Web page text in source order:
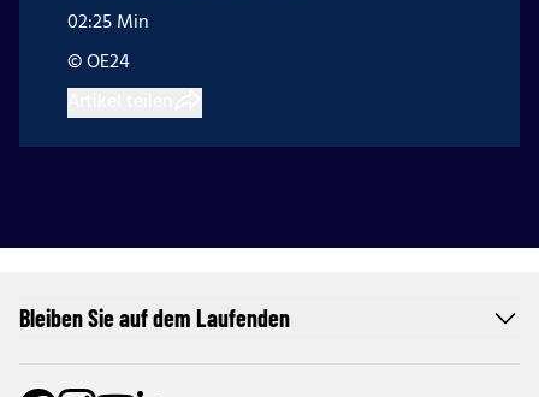
02:25 Min
© OE24
Bleiben Sie auf dem Laufenden